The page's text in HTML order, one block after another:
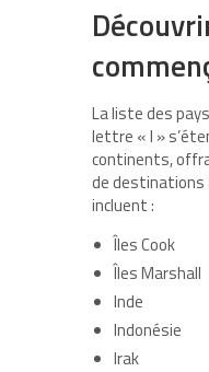
La liste des
lettre « I »
continents,
de destinations
incluent :
Îles Cook
Îles Marshall
Inde
Indonésie
Irak